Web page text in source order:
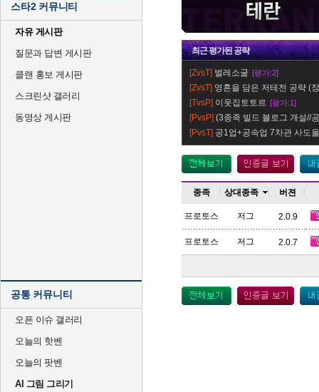
스타2 커뮤니티
자유 게시판
질문과 답변 게시판
클랜 홍보 게시판
스크린샷 갤러리
동영상 게시판
공통 커뮤니티
오픈 이슈 갤러리
오늘의 핫벤
오늘의 팟벤
AI 그림 그리기
최근평가된 공략
[ZvsT] 벌레소굴 [평가:2]
[ZvsT] 영혼을 담은 저테전 공략 (
[TvsP] 이웃집토토르 [평가:1]
[PvsP] (3종족 빌드 블로그 개설//
[PvsT] 공1업+공속업 7차관 사도
종족 상대종족 버젼
프로토스 저그 2.0.9
프로토스 저그 2.0.7